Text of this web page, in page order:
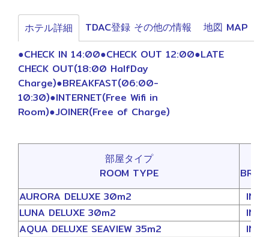
ホテル詳細 TDAC登録 その他の情報
地図 MAP
●CHECK IN 14:00●CHECK OUT 12:00●LATE
CHECK OUT(18:00 HalfDay
Charge)●BREAKFAST(06:00-
10:30)●INTERNET(Free Wifi in
Room)●JOINER(Free of Charge)
部屋タイプ
ROOM TYPE
AURORA DELUXE 30m2
LUNA DELUXE 30m2
AQUA DELUXE SEAVIEW 35m2